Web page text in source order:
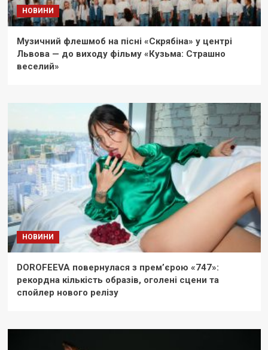
НОВИНИ
Музичний флешмоб на пісні «Скрябіна» у центрі
Львова — до виходу фільму «Кузьма: Страшно
веселий»
НОВИНИ
DOROFEEVA повернулася з прем’єрою «747»:
рекордна кількість образів, оголені сцени та
спойлер нового релізу